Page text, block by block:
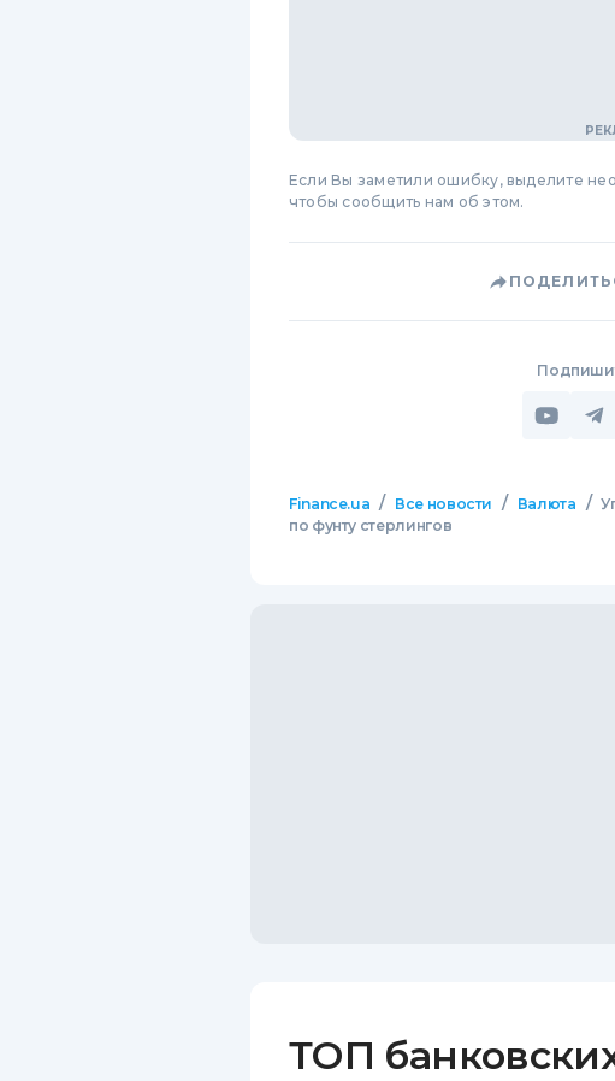
Если Вы заметили ошибку, выделите
чтобы сообщить нам об этом.
Finance.ua / Все новости / Валюта /
по фунту стерлингов
ТОП